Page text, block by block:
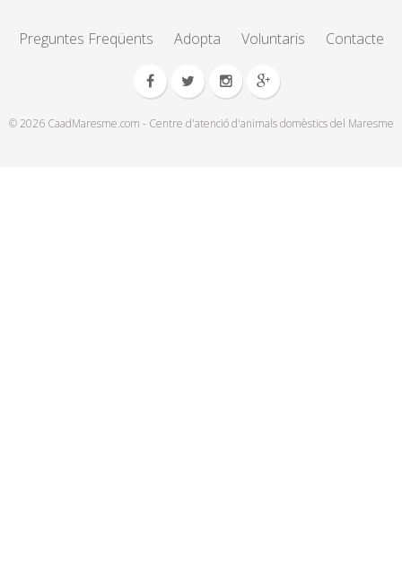
Preguntes Freqüents Adopta Voluntaris Contacte
© 2026 CaadMaresme.com - Centre d'atenció d'animals domèstics del Maresme